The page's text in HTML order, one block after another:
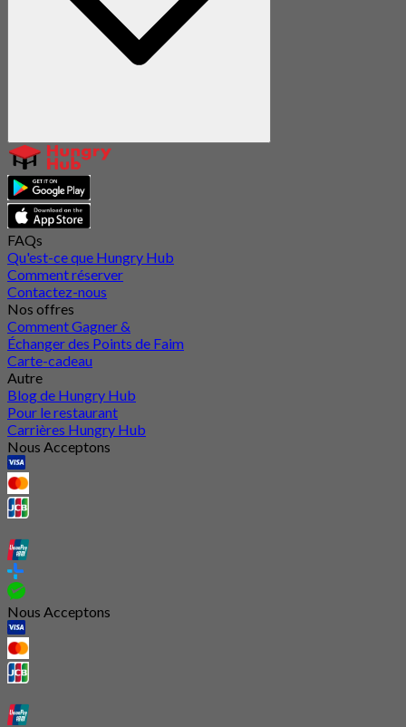
FAQs
Qu'est-ce que Hungry Hub
Comment réserver
Contactez-nous
Nos offres
Comment Gagner &
Échanger des Points de Faim
Carte-cadeau
Autre
Blog de Hungry Hub
Pour le restaurant
Carrières Hungry Hub
Nous Acceptons
Nous Acceptons